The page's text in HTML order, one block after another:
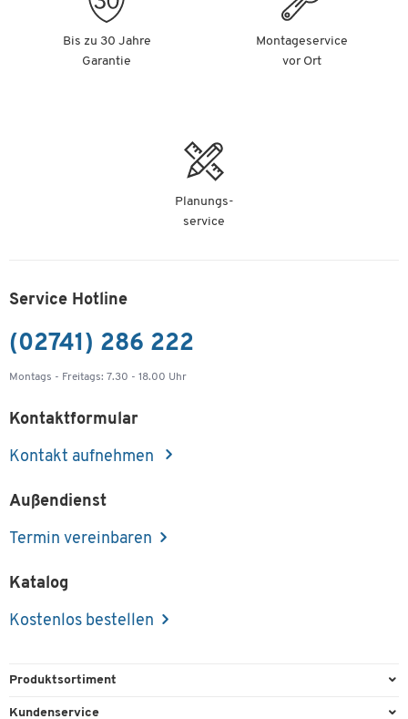
Bis zu 30 Jahre
Garantie
Montageservice
vor Ort
Planungs-
service
Service Hotline
(02741) 286 222
Montags - Freitags: 7.30 - 18.00 Uhr
Kontaktformular
Kontakt aufnehmen
Außendienst
Termin vereinbaren
Katalog
Kostenlos bestellen
Produktsortiment
Büroausstattung
Kundenservice